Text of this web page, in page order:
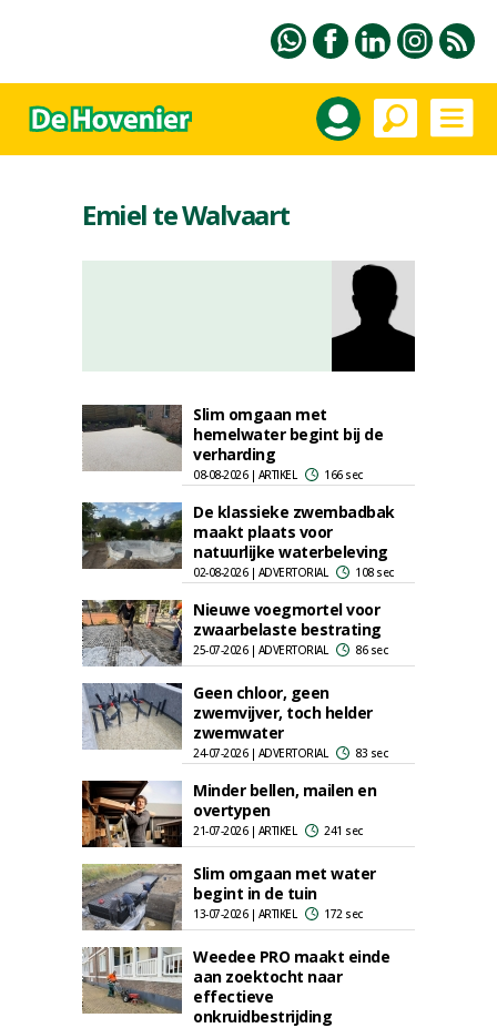
Emiel te Walvaart
Slim omgaan met
hemelwater begint bij de
verharding
08-08-2026 | ARTIKEL 166 sec
De klassieke zwembadbak
maakt plaats voor
natuurlijke waterbeleving
02-08-2026 | ADVERTORIAL 108 sec
Nieuwe voegmortel voor
zwaarbelaste bestrating
25-07-2026 | ADVERTORIAL 86 sec
Geen chloor, geen
zwemvijver, toch helder
zwemwater
24-07-2026 | ADVERTORIAL 83 sec
Minder bellen, mailen en
overtypen
21-07-2026 | ARTIKEL 241 sec
Slim omgaan met water
begint in de tuin
13-07-2026 | ARTIKEL 172 sec
Weedee PRO maakt einde
aan zoektocht naar
effectieve
onkruidbestrijding